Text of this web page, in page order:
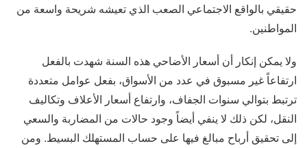
حقيقي بالواقع الاجتماعي الصعب الذي تعيشه شريحة واسعة من
المواطنين.
ولا يمكن إنكار أن أسعار الأضاحي هذه السنة شهدت بالفعل
ارتفاعاً غير مسبوق في عدد من الأسواق، بفعل عوامل متعددة
ترتبط بتوالي سنوات الجفاف، وارتفاع أسعار الأعلاف وتكاليف
النقل، لكن ذلك لا ينفي أيضاً وجود حالات من المضاربة والسعي
إلى تحقيق أرباح مبالغ فيها على حساب المستهلك البسيط. ومن